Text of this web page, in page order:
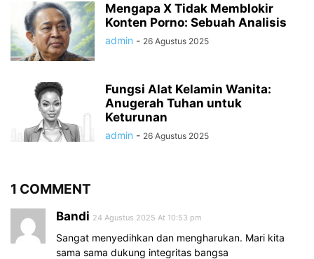
Mengapa X Tidak Memblokir
Konten Porno: Sebuah Analisis
admin - 26 Agustus 2025
Fungsi Alat Kelamin Wanita:
Anugerah Tuhan untuk
Keturunan
admin - 26 Agustus 2025
1 COMMENT
Bandi 24 Agustus 2025 At 10:53 pm
Sangat menyedihkan dan mengharukan. Mari kita
sama sama dukung integritas bangsa